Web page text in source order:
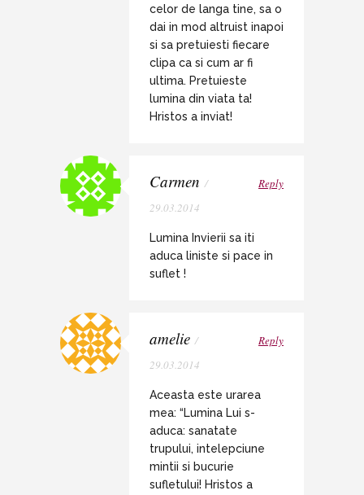
celor de langa tine, sa o
dai in mod altruist inapoi
si sa pretuiesti fiecare
clipa ca si cum ar fi
ultima. Pretuieste
lumina din viata ta!
Hristos a inviat!
Carmen /
29.03.2014
Reply
Lumina Invierii sa iti
aduca liniste si pace in
suflet !
amelie /
29.03.2014
Reply
Aceasta este urarea
mea: “Lumina Lui s-
aduca: sanatate
trupului, intelepciune
mintii si bucurie
sufletului! Hristos a